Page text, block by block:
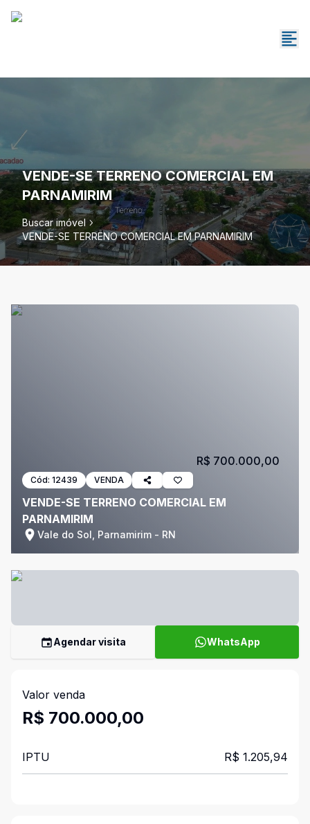
VENDE-SE TERRENO COMERCIAL EM
PARNAMIRIM
Buscar imóvel
VENDE-SE TERRENO COMERCIAL EM PARNAMIRIM
Cód: 12439 VENDA
VENDE-SE TERRENO COMERCIAL EM
PARNAMIRIM
Vale do Sol, Parnamirim - RN
R$ 700.000,00
Agendar visita WhatsApp
Valor venda
R$ 700.000,00
IPTU R$ 1.205,94